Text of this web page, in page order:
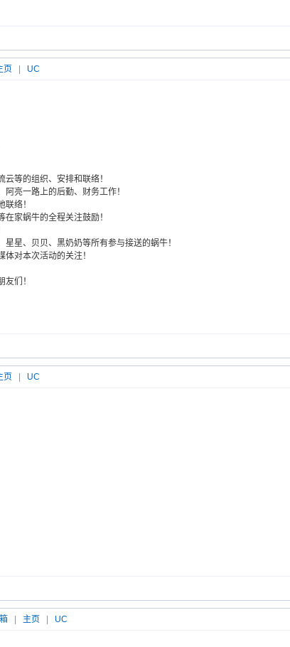
页 UC
等的组织、安排和联络！
亮一路上的后勤、财务工作！
络！
家蜗牛的全程关注鼓励！
星、贝贝、黑奶奶等所有参与接送的蜗牛！
对本次活动的关注！
们！
页 UC
主页 UC